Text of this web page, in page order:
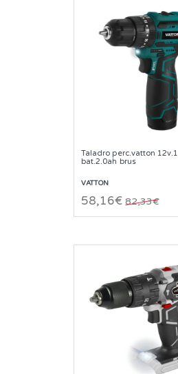
Taladro perc.vatton 12v.1
bat.2.0ah brus
VATTON
58,16€ 82,33€